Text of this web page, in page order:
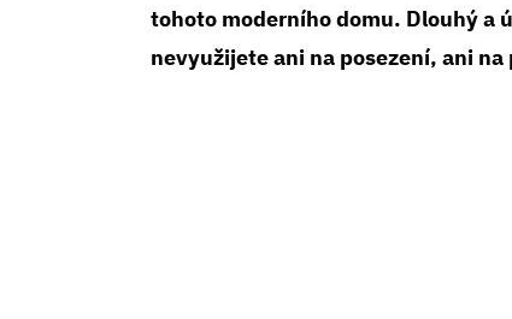
tohoto moderního domu. Dlouhý a
nevyužijete ani na posezení, ani